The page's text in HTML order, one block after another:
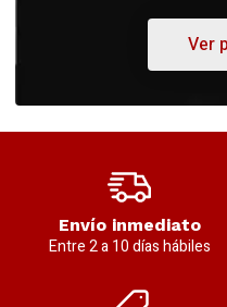
Ver
Envío inmediato
Entre 2 a 10 días hábiles